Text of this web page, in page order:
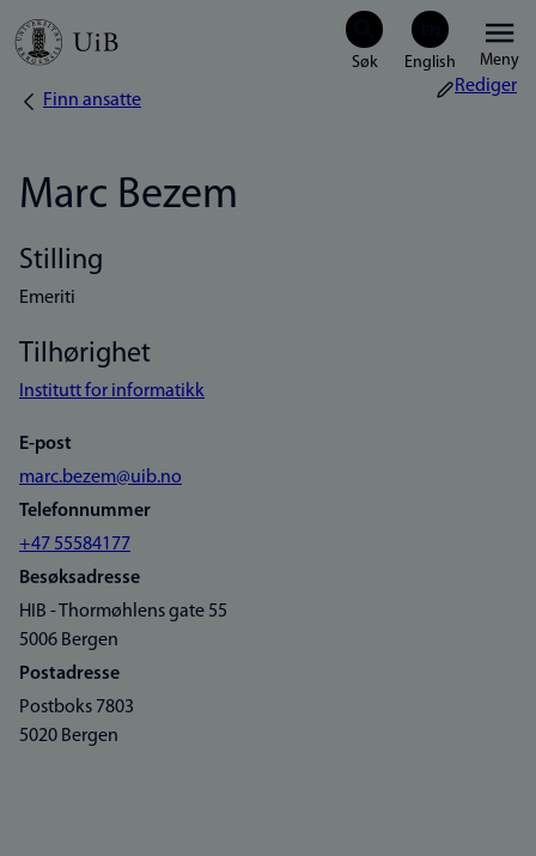
Hopp
Meny
Navigasjonssti
Finn ansatte
Rediger
Marc Bezem
Stilling
Emeriti
Tilhørighet
Institutt for informatikk
E-post
marc.bezem@uib.no
Telefonnummer
+47 55584177
Besøksadresse
HIB - Thormøhlens gate 55
5006 Bergen
Postadresse
Postboks 7803
5020 Bergen